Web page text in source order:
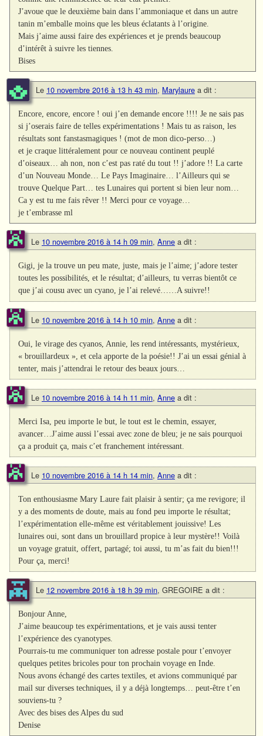
J’avoue que le deuxième bain dans l’ammoniaque et dans un autre
tanin m’emballe moins que les bleus éclatants à l’origine.
Mais j’aime aussi faire des expériences et je prends beaucoup
d’intérêt à suivre les tiennes.
Bises
Le 10 novembre 2016 à 13 h 43 min, Marylaure a dit :
Encore, encore, encore ! oui j’en demande encore !!!! Je ne sais pas
si j’oserais faire de telles expérimentations ! Mais tu as raison, les
résultats sont fanstasmagiques ! (mot de mon dico-perso…)
et je craque littéralement pour ce nouveau continent peuplé
d’oiseaux… ah non, non c’est pas raté du tout !! j’adore !! La carte
d’un Nouveau Monde… Le Pays Imaginaire… l’Ailleurs qui se
trouve Quelque Part… tes Lunaires qui portent si bien leur nom…
Ca y est tu me fais rêver !! Merci pour ce voyage…
je t’embrasse ml
Le 10 novembre 2016 à 14 h 09 min, Anne a dit :
Gigi, je la trouve un peu mate, juste, mais je l’aime; j’adore tester
toutes les possibilités, et le résultat; d’ailleurs, tu verras bientôt ce
que j’ai cousu avec un cyano, je l’ai relevé……A suivre!!
Le 10 novembre 2016 à 14 h 10 min, Anne a dit :
Oui, le virage des cyanos, Annie, les rend intéressants, mystérieux,
« brouillardeux », et cela apporte de la poésie!! J’ai un essai génial à
tenter, mais j’attendrai le retour des beaux jours…
Le 10 novembre 2016 à 14 h 11 min, Anne a dit :
Merci Isa, peu importe le but, le tout est le chemin, essayer,
avancer…J’aime aussi l’essai avec zone de bleu; je ne sais pourquoi
ça a produit ça, mais c’et franchement intéressant.
Le 10 novembre 2016 à 14 h 14 min, Anne a dit :
Ton enthousiasme Mary Laure fait plaisir à sentir; ça me revigore; il
y a des moments de doute, mais au fond peu importe le résultat;
l’expérimentation elle-même est véritablement jouissive! Les
lunaires oui, sont dans un brouillard propice à leur mystère!! Voilà
un voyage gratuit, offert, partagé; toi aussi, tu m’as fait du bien!!!
Pour ça, merci!
Le 12 novembre 2016 à 18 h 39 min, GREGOIRE a dit :
Bonjour Anne,
J’aime beaucoup tes expérimentations, et je vais aussi tenter
l’expérience des cyanotypes.
Pourrais-tu me communiquer ton adresse postale pour t’envoyer
quelques petites bricoles pour ton prochain voyage en Inde.
Nous avons échangé des cartes textiles, et avions communiqué par
mail sur diverses techniques, il y a déjà longtemps… peut-être t’en
souviens-tu ?
Avec des bises des Alpes du sud
Denise